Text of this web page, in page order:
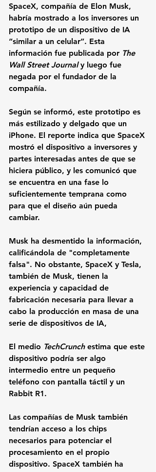
SpaceX, compañía de Elon Musk,
habría mostrado a los inversores un
prototipo de un dispositivo de IA
“similar a un celular”. Esta
información fue publicada por The
Wall Street Journal y luego fue
negada por el fundador de la
compañía.
Según se informó, este prototipo es
más estilizado y delgado que un
iPhone. El reporte indica que SpaceX
mostró el dispositivo a inversores y
partes interesadas antes de que se
hiciera público, y les comunicó que
se encuentra en una fase lo
suficientemente temprana como
para que el diseño aún pueda
cambiar.
Musk ha desmentido la información,
calificándola de "completamente
falsa". No obstante, SpaceX y Tesla,
también de Musk, tienen la
experiencia y capacidad de
fabricación necesaria para llevar a
cabo la producción en masa de una
serie de dispositivos de IA,
El medio TechCrunch estima que este
dispositivo podría ser algo
intermedio entre un pequeño
teléfono con pantalla táctil y un
Rabbit R1.
Las compañías de Musk también
tendrían acceso a los chips
necesarios para potenciar el
procesamiento en el propio
dispositivo. SpaceX también ha